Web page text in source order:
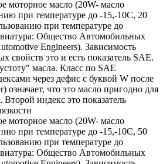
моторное масло (20W- масло
при температуре до -15,-10С, 20
при температуре до
Общество Автомобильных
Engineers). Зависимость
свойств это и есть показатель SAE.
масла. Класс по SAE
через дефис с буквой W после
что это масло пригодно для
Второй индекс это показатель
моторное масло (20W- масло
при температуре до -15,-10С, 50
при температуре до
Общество Автомобильных